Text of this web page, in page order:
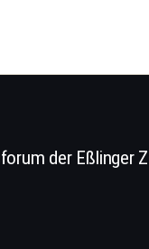
der Eßlinger